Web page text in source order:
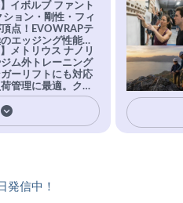
イボルブ ファント
ション・剛性・フィ
点！EVOWRAPテ
エッジング性能を
ーEvo-74はTRAX
で極小ホールドに
メトリウス ナノリ
ム外トレーニング
ーリフトにも対応
管理に最適。クラ
で鍛えるギア。
発信中！